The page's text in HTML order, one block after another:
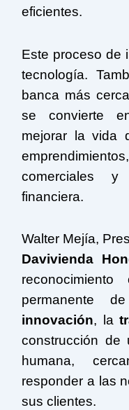
eficientes.
Este proceso de
tecnología.
banca más
se convierte
mejorar la vida
comerciales
financiera.
Walter Mejía,
Davivienda
permanente
innovación, la
construcción de
humana,
responder a las
sus clientes.